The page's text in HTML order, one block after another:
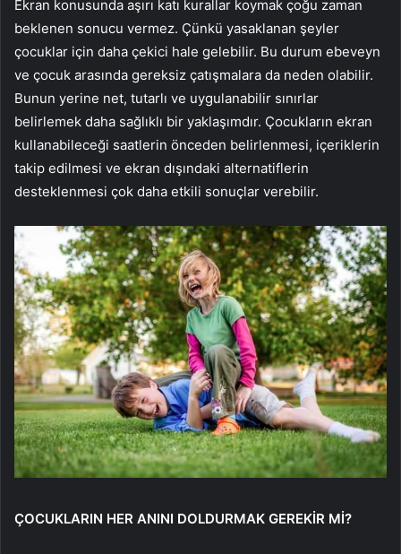
Ekran konusunda aşırı katı kurallar koymak çoğu zaman
beklenen sonucu vermez. Çünkü yasaklanan şeyler
çocuklar için daha çekici hale gelebilir. Bu durum ebeveyn
ve çocuk arasında gereksiz çatışmalara da neden olabilir.
Bunun yerine net, tutarlı ve uygulanabilir sınırlar
belirlemek daha sağlıklı bir yaklaşımdır. Çocukların ekran
kullanabileceği saatlerin önceden belirlenmesi, içeriklerin
takip edilmesi ve ekran dışındaki alternatiflerin
desteklenmesi çok daha etkili sonuçlar verebilir.
ÇOCUKLARIN HER ANINI DOLDURMAK GEREKİR Mİ?